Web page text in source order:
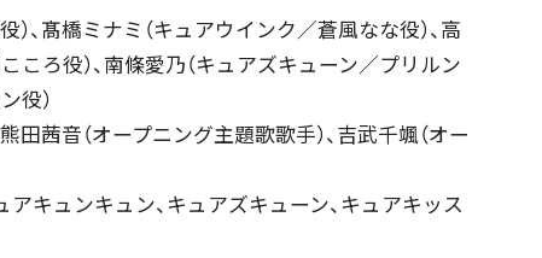
、髙橋ミナミ（キュアウインク／蒼風なな役）、高
ろ役）、南條愛乃（キュアズキューン／プリルン
役）
田茜音（オープニング主題歌歌手）、吉武千颯（オー
アキュンキュン、キュアズキューン、キュアキッス